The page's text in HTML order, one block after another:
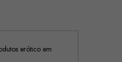
erótico em